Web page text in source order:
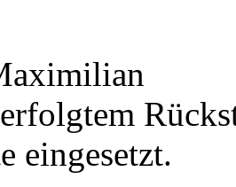
eingesetzt.